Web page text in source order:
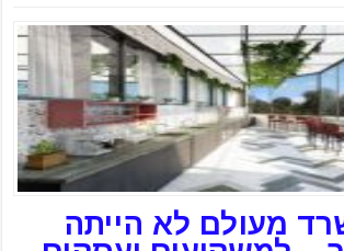
מעולם לא הייתה